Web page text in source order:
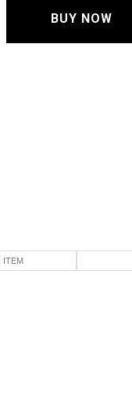
BUY NOW
ITEM